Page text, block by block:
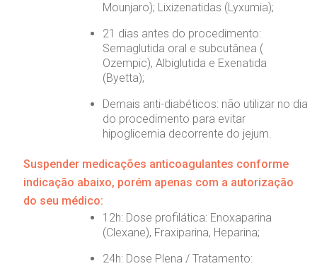
Mounjaro); Lixizenatidas (Lyxumia);
21 dias antes do procedimento:
Semaglutida oral e subcutânea (
Ozempic), Albiglutida e Exenatida
(Byetta);
Demais anti-diabéticos: não utilizar no dia
do procedimento para evitar
hipoglicemia decorrente do jejum.
Suspender medicações anticoagulantes conforme
indicação abaixo, porém apenas com a autorização
do seu médico:
12h: Dose profilática: Enoxaparina
(Clexane), Fraxiparina, Heparina;
24h: Dose Plena / Tratamento: